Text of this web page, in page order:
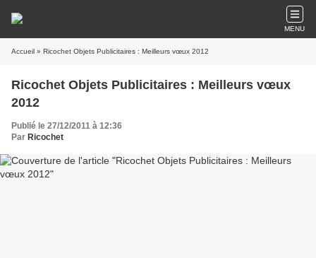
MENU
Accueil » Ricochet Objets Publicitaires : Meilleurs vœux 2012
Ricochet Objets Publicitaires : Meilleurs vœux
2012
Publié le 27/12/2011 à 12:36
Par Ricochet